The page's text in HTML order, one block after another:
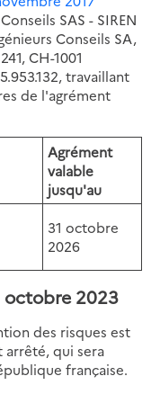
SAS - SIREN
Conseils SA,
CH-1001
travaillant
de l'agrément
Agrément
valable
jusqu'au
31 octobre
2026
octobre 2023
des risques est
qui sera
française.